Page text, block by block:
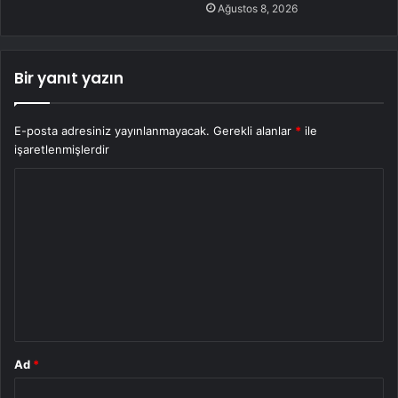
Ağustos 8, 2026
Bir yanıt yazın
E-posta adresiniz yayınlanmayacak. Gerekli alanlar * ile
işaretlenmişlerdir
Ad *